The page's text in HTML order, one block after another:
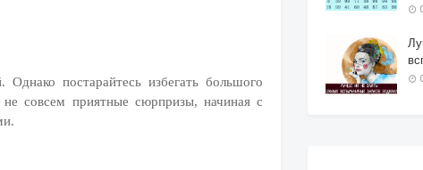
постарайтесь избегать большого
совсем приятные сюрпризы, начиная с